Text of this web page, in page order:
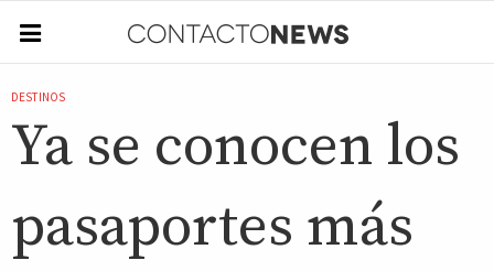
DESTINOS
Ya se conocen los
pasaportes más